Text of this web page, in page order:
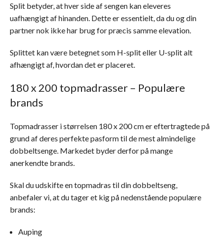
Split betyder, at hver side af sengen kan eleveres
uafhængigt af hinanden. Dette er essentielt, da du og din
partner nok ikke har brug for præcis samme elevation.
Splittet kan være betegnet som H-split eller U-split alt
afhængigt af, hvordan det er placeret.
180 x 200 topmadrasser – Populære
brands
Topmadrasser i størrelsen 180 x 200 cm er eftertragtede på
grund af deres perfekte pasform til de mest almindelige
dobbeltsenge. Markedet byder derfor på mange
anerkendte brands.
Skal du udskifte en topmadras til din dobbeltseng,
anbefaler vi, at du tager et kig på nedenstående populære
brands:
Auping